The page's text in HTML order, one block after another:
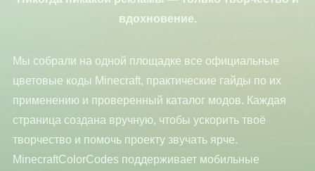
вдохновение.
Мы собрали на одной площадке все официальные
цветовые коды Minecraft, практические гайды по их
применению и проверенный каталог модов. Каждая
страница создана вручную, чтобы ускорить твоё
творчество и помочь проекту звучать ярче.
MinecraftColorCodes поддерживает мобильные